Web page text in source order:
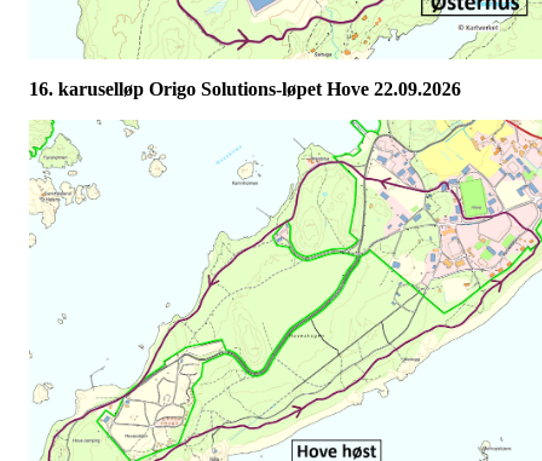
16. karuselløp Origo Solutions-løpet Hove 22.09.2026